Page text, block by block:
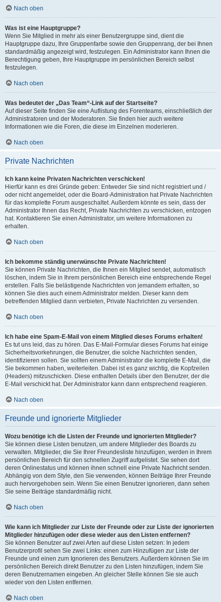
Nach oben
Was ist eine Hauptgruppe?
Wenn Sie Mitglied in mehr als einer Benutzergruppe sind, dient die
Hauptgruppe dazu, Ihre Gruppenfarbe sowie den Gruppenrang, der bei Ihnen
standardmäßig angezeigt wird, festzulegen. Ein Administrator kann Ihnen die
Berechtigung geben, Ihre Hauptgruppe im persönlichen Bereich selbst
festzulegen.
Nach oben
Was bedeutet der „Das Team“-Link auf der Startseite?
Auf dieser Seite finden Sie eine Auflistung des Forenteams, einschließlich der
Administratoren und der Moderatoren. Sie finden hier auch weitere
Informationen wie die Foren, die diese im Einzelnen moderieren.
Nach oben
Private Nachrichten
Ich kann keine Privaten Nachrichten verschicken!
Hierfür kann es drei Gründe geben: Entweder Sie sind nicht registriert und /
oder nicht angemeldet, oder die Board-Administration hat Private Nachrichten
für das komplette Forum ausgeschaltet. Außerdem könnte es sein, dass der
Administrator Ihnen das Recht, Private Nachrichten zu verschicken, entzogen
hat. Kontaktieren Sie einen Administrator, um weitere Informationen zu
erhalten.
Nach oben
Ich bekomme ständig unerwünschte Private Nachrichten!
Sie können Private Nachrichten, die Ihnen ein Mitglied sendet, automatisch
löschen, indem Sie in Ihrem persönlichen Bereich eine entsprechende Regel
erstellen. Falls Sie belästigende Nachrichten von jemandem erhalten, so
können Sie dies auch einem Administrator melden. Dieser kann dem
betreffenden Mitglied dann verbieten, Private Nachrichten zu versenden.
Nach oben
Ich habe eine Spam-E-Mail von einem Mitglied dieses Forums erhalten!
Es tut uns leid, das zu hören. Das E-Mail-Formular dieses Forums hat einige
Sicherheitsvorkehrungen, die Benutzer, die solche Nachrichten senden,
identifizieren sollen. Sie sollten einem Administrator die komplette E-Mail, die
Sie bekommen haben, weiterleiten. Dabei ist es ganz wichtig, die Kopfzeilen
(Headers) mitzuschicken. Diese enthalten Details über den Benutzer, der die
E-Mail verschickt hat. Der Administrator kann dann entsprechend reagieren.
Nach oben
Freunde und ignorierte Mitglieder
Wozu benötige ich die Listen der Freunde und ignorierten Mitglieder?
Sie können diese Listen benutzen, um andere Mitglieder des Boards zu
verwalten. Mitglieder, die Sie Ihrer Freundesliste hinzufügen, werden in Ihrem
persönlichen Bereich für den schnellen Zugriff aufgelistet. Sie sehen dort
deren Onlinestatus und können ihnen schnell eine Private Nachricht senden.
Abhängig von dem Style, den Sie verwenden, können Beiträge Ihrer Freunde
auch hervorgehoben sein. Wenn Sie einen Benutzer ignorieren, dann sehen
Sie seine Beiträge standardmäßig nicht.
Nach oben
Wie kann ich Mitglieder zur Liste der Freunde oder zur Liste der ignorierten
Mitglieder hinzufügen oder diese wieder aus den Listen entfernen?
Sie können Benutzer auf zwei Arten auf diese Listen setzen: In jedem
Benutzerprofil sehen Sie zwei Links: einen zum Hinzufügen zur Liste der
Freunde und einen zum Ignorieren des Benutzers. Außerdem können Sie im
persönlichen Bereich direkt Benutzer zu den Listen hinzufügen, indem Sie
deren Benutzernamen eingeben. An gleicher Stelle können Sie sie auch
wieder von den Listen entfernen.
Nach oben